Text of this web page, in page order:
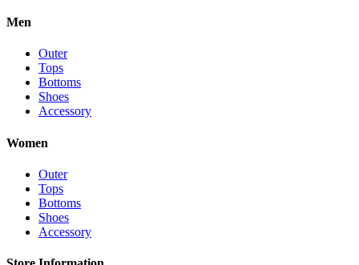
Men
Outer
Tops
Bottoms
Shoes
Accessory
Women
Outer
Tops
Bottoms
Shoes
Accessory